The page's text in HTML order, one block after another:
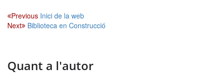
Navegació
d'entrades
Previous Inici de la web
Next
Biblioteca en Construcció
Quant a l'autor